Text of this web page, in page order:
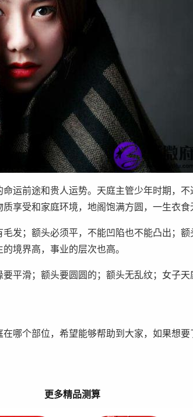
运前途和贵人运势。天庭主管少年时期，
享受和家庭环境，地阁饱满方圆，一生衣食
发；额头必须平，不能凹陷也不能凸出；
境界高，事业的层次也高。
平滑；额头要圆圆的；额头无乱纹；女子
哪个部位，希望能够帮助到大家，如果想要
更多精品测算